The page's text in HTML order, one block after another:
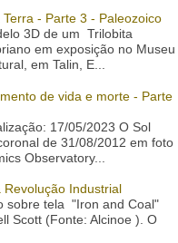
- Parte 3 - Paleozoico
3D de um Trilobita
em exposição no Museu
em Talin, E...
de vida e morte - Parte
17/05/2023 O Sol
de 31/08/2012 em foto
Observatory...
Industrial
sobre tela "Iron and Coal"
Scott (Fonte: Alcinoe ). O